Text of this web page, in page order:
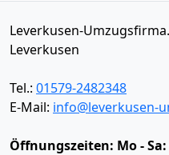
Leverkusen-
Leverkusen
Tel.: 01579-2482348
E-Mail: info@leverkusen-
Öffnungszeiten: Mo -